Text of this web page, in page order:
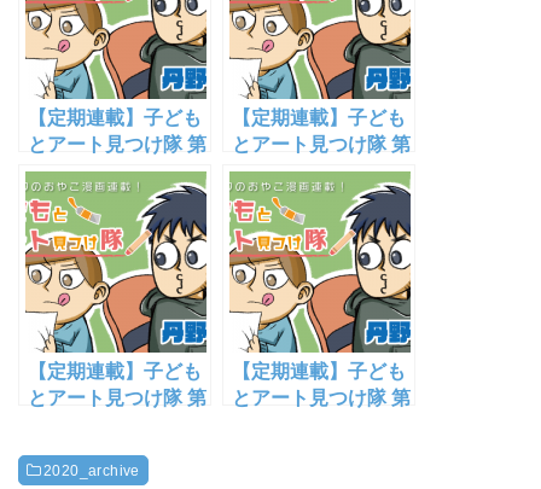
【定期連載】子ども
とアート見つけ隊 第
3話「世界一美味し
いカレーと美味しい
サラダ」【漫画家・
丹野諒祐】
【定期連載】子ども
とアート見つけ隊 第
10話「ユージンの
『ペルセウスとアン
ドロメダ』解釈」
【漫画家・丹野諒
祐】
【定期連載】子ども
とアート見つけ隊 第
「秋」を探して【漫
画家・丹野諒祐】
【定期連載】子ども
とアート見つけ隊 第
2020_archive